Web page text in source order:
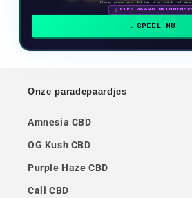
Doe mee en klim in het
🗓 ELKE MAAND
SPEEL NU
Onze paradepaardjes
Amnesia CBD
OG Kush CBD
Purple Haze CBD
Cali CBD